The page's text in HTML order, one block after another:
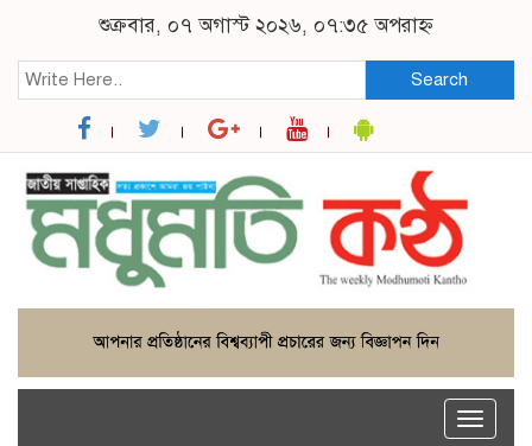
শুক্রবার, ০৭ অগাস্ট ২০২৬, ০৭:৩৫ অপরাহ্ন
Search
Toggle